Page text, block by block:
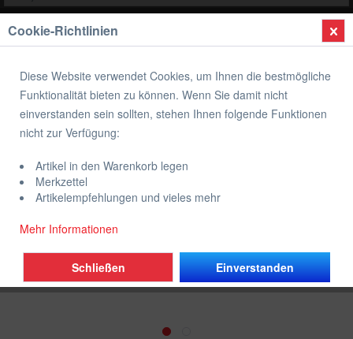
Auswählen
Übersicht Hinterradabdeckung
Hinterradabdeckung KAWASAKI
Cookie-Richtlinien
Diese Website verwendet Cookies, um Ihnen die bestmögliche
Funktionalität bieten zu können. Wenn Sie damit nicht
einverstanden sein sollten, stehen Ihnen folgende Funktionen
nicht zur Verfügung:
Artikel in den Warenkorb legen
Merkzettel
Artikelempfehlungen und vieles mehr
Mehr Informationen
Einverstanden
Schließen